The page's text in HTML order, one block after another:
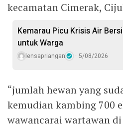
kecamatan Cimerak,
Kemarau Picu Krisis Air
untuk Warga
lensapriangan 5/08/2026
“jumlah hewan yang
kemudian kambing 700
wawancarai wartawan